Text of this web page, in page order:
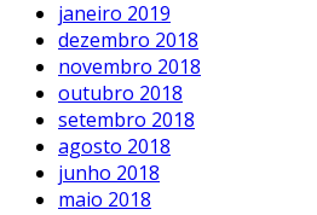
janeiro 2019
dezembro 2018
novembro 2018
outubro 2018
setembro 2018
agosto 2018
junho 2018
maio 2018